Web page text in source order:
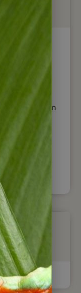
Getränke
wenn der
/ abgegeben